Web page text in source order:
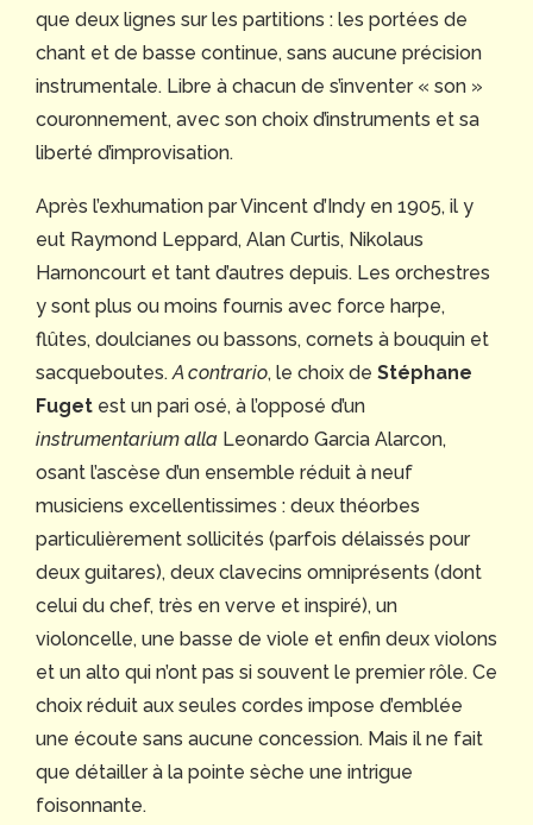
que deux lignes sur les partitions : les portées de
chant et de basse continue, sans aucune précision
instrumentale. Libre à chacun de s’inventer « son »
couronnement, avec son choix d’instruments et sa
liberté d’improvisation.
Après l’exhumation par Vincent d’Indy en 1905, il y
eut Raymond Leppard, Alan Curtis, Nikolaus
Harnoncourt et tant d’autres depuis. Les orchestres
y sont plus ou moins fournis avec force harpe,
flûtes, doulcianes ou bassons, cornets à bouquin et
sacqueboutes.A contrario, le choix de Stéphane
Fuget est un pari osé, à l’opposé d’un
instrumentarium alla Leonardo Garcia Alarcon,
osant l’ascèse d’un ensemble réduit à neuf
musiciens excellentissimes : deux théorbes
particulièrement sollicités (parfois délaissés pour
deux guitares), deux clavecins omniprésents (dont
celui du chef, très en verve et inspiré), un
violoncelle, une basse de viole et enfin deux violons
et un alto qui n’ont pas si souvent le premier rôle. Ce
choix réduit aux seules cordes impose d’emblée
une écoute sans aucune concession. Mais il ne fait
que détailler à la pointe sèche une intrigue
foisonnante.